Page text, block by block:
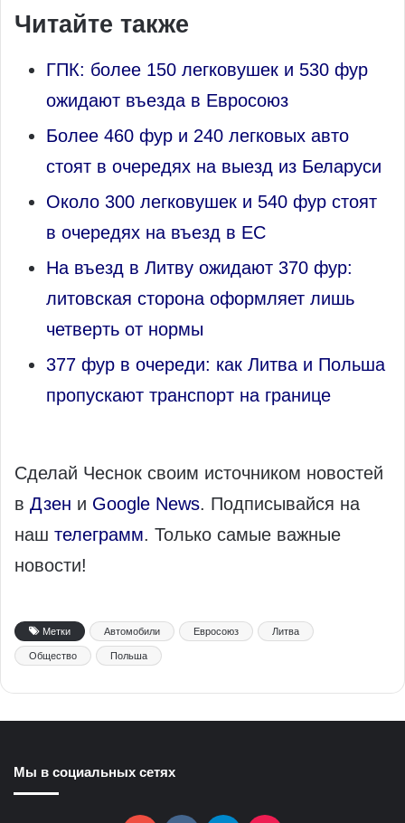
Читайте также
ГПК: более 150 легковушек и 530 фур
ожидают въезда в Евросоюз
Более 460 фур и 240 легковых авто
стоят в очередях на выезд из Беларуси
Около 300 легковушек и 540 фур стоят
в очередях на въезд в ЕС
На въезд в Литву ожидают 370 фур:
литовская сторона оформляет лишь
четверть от нормы
377 фур в очереди: как Литва и Польша
пропускают транспорт на границе
Сделай Чеснок своим источником новостей
в Дзен и Google News. Подписывайся на
наш телеграмм. Только самые важные
новости!
Метки Автомобили Евросоюз Литва
Общество Польша
Мы в социальных сетях